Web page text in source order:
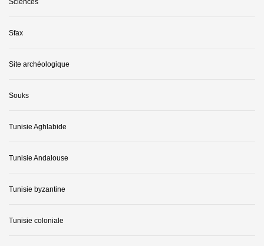
Sfax
Site archéologique
Souks
Tunisie Aghlabide
Tunisie Andalouse
Tunisie byzantine
Tunisie coloniale